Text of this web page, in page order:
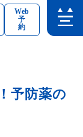
Web
予
約
予防薬の